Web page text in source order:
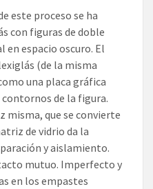
este proceso se ha
con figuras de doble
en espacio oscuro. El
(de la misma
una placa gráfica
de la figura.
misma, que se convierte
de vidrio da la
y aislamiento.
mutuo. Imperfecto y
en los empastes